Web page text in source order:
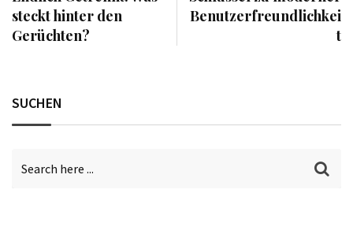
steckt hinter den
Gerüchten?
Benutzerfreundlichkei
t
SUCHEN